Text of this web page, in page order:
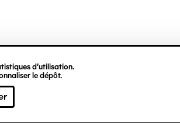
d’utilisation.
le dépôt.
HU